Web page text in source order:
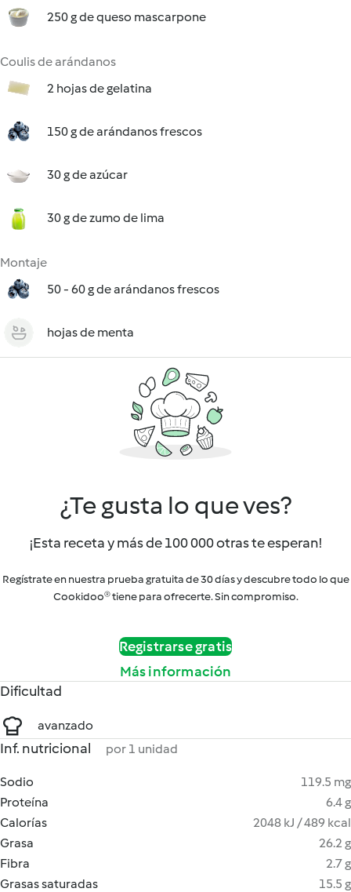
250 g de queso mascarpone
Coulis de arándanos
2 hojas de gelatina
150 g de arándanos frescos
30 g de azúcar
30 g de zumo de lima
Montaje
50 - 60 g de arándanos frescos
hojas de menta
¿Te gusta lo que ves?
¡Esta receta y más de 100 000 otras te esperan!
Regístrate en nuestra prueba gratuita de 30 días y descubre todo lo que
Cookidoo® tiene para ofrecerte. Sin compromiso.
Registrarse gratis
Más información
Dificultad
avanzado
Inf. nutricional por 1 unidad
Sodio
119.5 mg
Proteína
6.4 g
Calorías
2048 kJ / 489 kcal
Grasa
26.2 g
Fibra
2.7 g
Grasas saturadas
15.5 g